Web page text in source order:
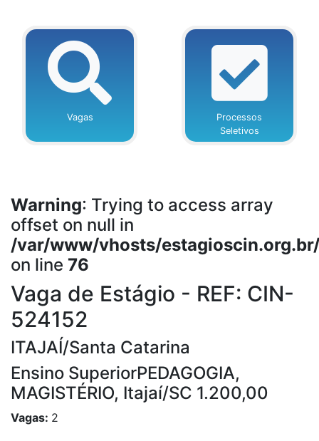
Vagas
Processos
Seletivos
Warning: Trying to access array
offset on null in
/var/www/vhosts/
on line 76
Vaga de Estágio - REF: CIN-
524152
ITAJAÍ/Santa Catarina
Ensino SuperiorPEDAGOGIA,
MAGISTÉRIO, Itajaí/SC 1.200,00
Vagas: 2